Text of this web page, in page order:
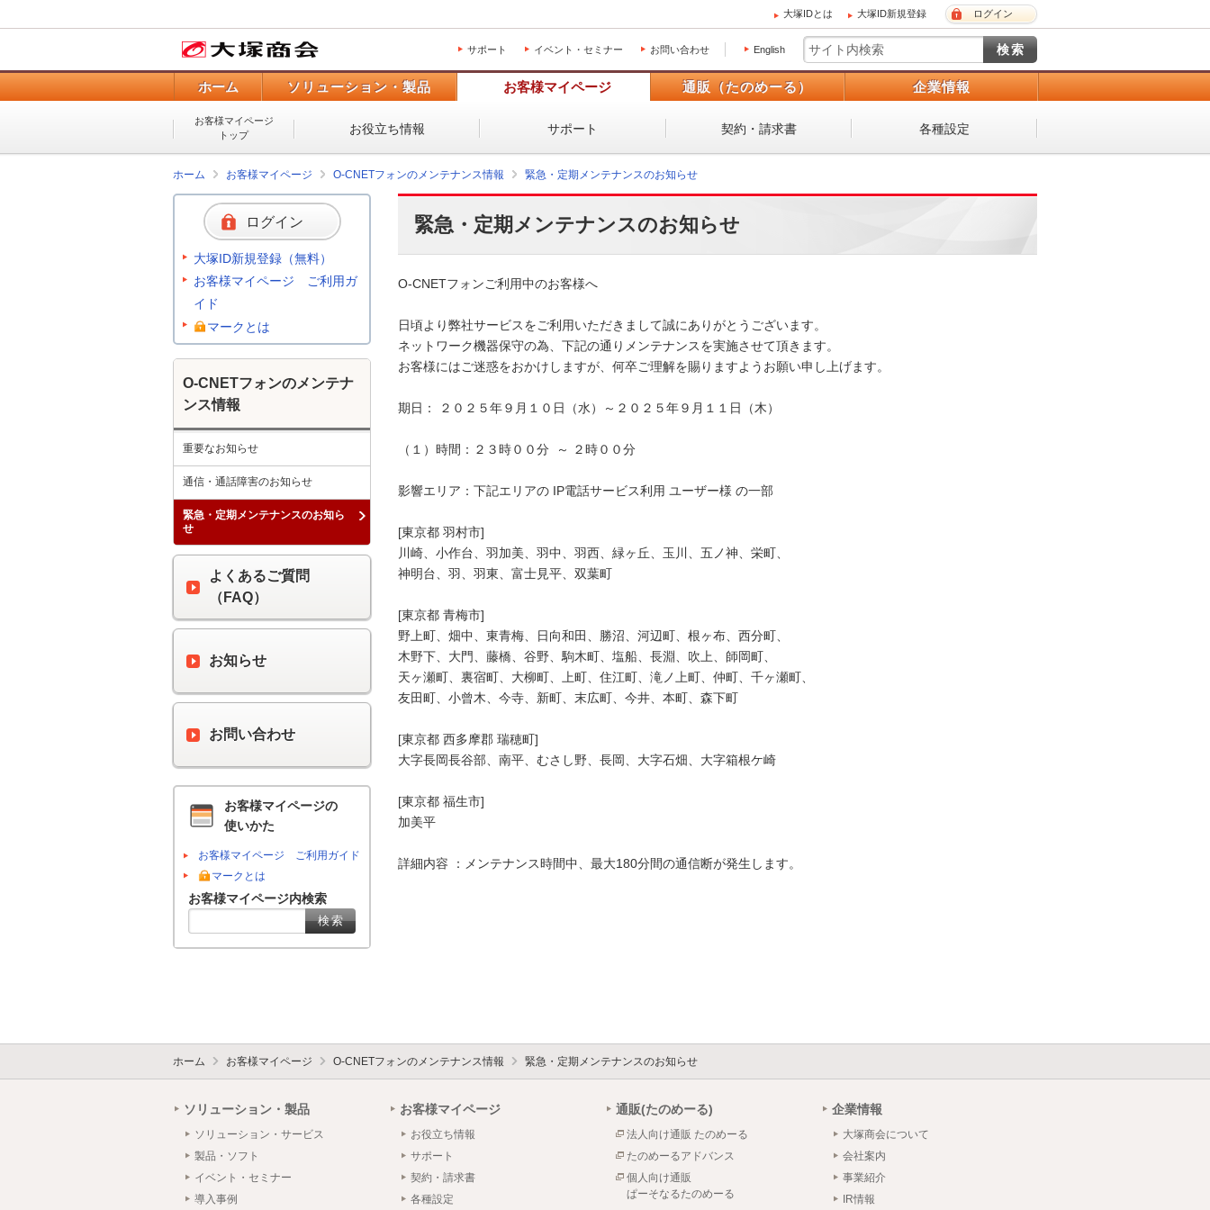
大塚IDとは 大塚ID新規登録 ログイン
サポート イベント・セミナー お問い合わせ English
ホーム ソリューション・製品 お客様マイページ 通販（たのめーる） 企業情報
お客様マイページ
トップ
お役立ち情報 サポート 契約・請求書 各種設定
ホーム お客様マイページ O-CNETフォンのメンテナンス情報 緊急・定期メンテナンスのお知らせ
緊急・定期メンテナンスのお知らせ
O-CNETフォンご利用中のお客様へ
日頃より弊社サービスをご利用いただきまして誠にありがとうございます。
ネットワーク機器保守の為、下記の通りメンテナンスを実施させて頂きます。
お客様にはご迷惑をおかけしますが、何卒ご理解を賜りますようお願い申し上げます。
期日： ２０２５年９月１０日（水）～２０２５年９月１１日（木）
（１）時間：２３時００分  ～ ２時００分
影響エリア：下記エリアの IP電話サービス利用 ユーザー様 の一部
[東京都 羽村市]
川崎、小作台、羽加美、羽中、羽西、緑ヶ丘、玉川、五ノ神、栄町、
神明台、羽、羽東、富士見平、双葉町
[東京都 青梅市]
野上町、畑中、東青梅、日向和田、勝沼、河辺町、根ヶ布、西分町、
木野下、大門、藤橋、谷野、駒木町、塩船、長淵、吹上、師岡町、
天ヶ瀬町、裏宿町、大柳町、上町、住江町、滝ノ上町、仲町、千ヶ瀬町、
友田町、小曾木、今寺、新町、末広町、今井、本町、森下町
[東京都 西多摩郡 瑞穂町]
大字長岡長谷部、南平、むさし野、長岡、大字石畑、大字箱根ケ崎
[東京都 福生市]
加美平
詳細内容 ：メンテナンス時間中、最大180分間の通信断が発生します。
ログイン
大塚ID新規登録（無料）
お客様マイページ ご利用ガ
イド
マークとは
O-CNETフォンのメンテナ
ンス情報
重要なお知らせ
通信・通話障害のお知らせ
緊急・定期メンテナンスのお知ら
せ
よくあるご質問
（FAQ）
お知らせ
お問い合わせ
お客様マイページの
使いかた
お客様マイページ ご利用ガイド
マークとは
お客様マイページ内検索
ホーム お客様マイページ O-CNETフォンのメンテナンス情報 緊急・定期メンテナンスのお知らせ
ソリューション・製品
ソリューション・サービス
製品・ソフト
イベント・セミナー
導入事例
お客様マイページ
お役立ち情報
サポート
契約・請求書
各種設定
通販(たのめーる)
法人向け通販 たのめーる
たのめーるアドバンス
個人向け通販
ぱーそなるたのめーる
企業情報
大塚商会について
会社案内
事業紹介
IR情報